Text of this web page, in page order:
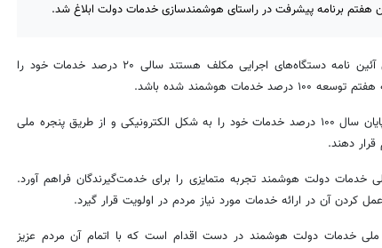
، بر اساس این آئین نامه دستگاه‌های اجرایی مکلف هستند سالی ۲۰ درصد خدمات خود را
هوشمند شده باشد.
همچنین دستگاه‌های اجرایی بایستی تا پایان سال ۱۰۰ درصد خدمات خود را به شکل الکترونیکی و از طریق پنجره ملی
دهند.
خدمات دولت هوشمند تجربه متمایزی را برای خدمت‌گیرندگان فراهم آورد.
آن در ارائه خدمات مورد نیاز مردم در اولویت قرار گیرد.
ملی خدمات دولت هوشمند در دست اقدام است که با اتمام آن مردم عزیز